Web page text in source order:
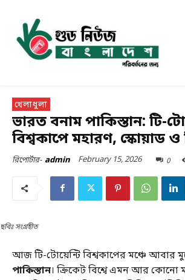
খেলাধুলা
ভারত বনাম পাকিস্তান: টি-
বিশ্বকাপে মহারণ, স্কোয়াড ও
রিপোর্টার- admin February 15, 2026 0
ছবিঃ সংগ্রহীত
আজ টি-টোয়েন্টি বিশ্বকাপের মঞ্চে আবার
পাকিস্তান। ক্রিকেট বিশ্বে এমন আর কোনো